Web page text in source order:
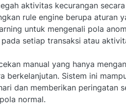
aktivitas kecurangan
rule engine berupa aturan
untuk mengenali pola
setiap transaksi atau
manual yang hanya
berkelanjutan. Sistem ini
dan memberikan peringatan
normal.